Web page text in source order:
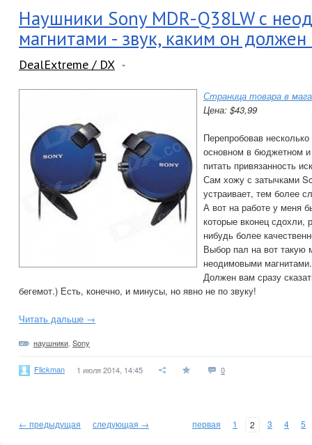
Наушники Sony MDR-Q38LW с
магнитами - звук, каким он
DealExtreme / DX
Страница товара в
Цена: $43,99
Перепробовав
основном в бюджетном и
питать привязанность
Сам хожу с затычками
устраивает, тем более
А вот на работе у меня
которые вконец сдохли,
нибудь более
Выбор пал на вот такую
неодимовыми магнитами.
Должен вам сразу
бегемот.) Есть, конечно, и минусы, но явно не по звуку!
Читать дальше →
наушники Sony
Flickman 1 июля 2014, 14:45 0
← предыдущая следующая → первая 1 2 3 4 5